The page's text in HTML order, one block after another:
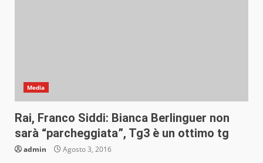
Media
Rai, Franco Siddi: Bianca Berlinguer non
sarà “parcheggiata”, Tg3 è un ottimo tg
admin Agosto 3, 2016